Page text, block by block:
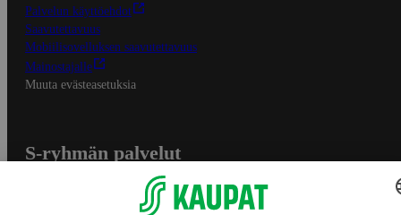
Palvelun käyttöehdot
Saavutettavuus
Mobiilisovelluksen saavutettavuus
Mainostajalle
Muuta evästeasetuksia
S-ryhmän palvelut